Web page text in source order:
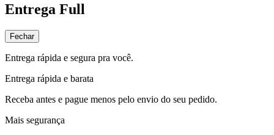
Entrega Full
Fechar
Entrega rápida e segura pra você.
Entrega rápida e barata
Receba antes e pague menos pelo envio do seu pedido.
Mais segurança